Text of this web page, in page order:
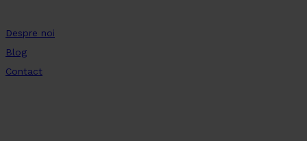
Despre noi
Blog
Contact